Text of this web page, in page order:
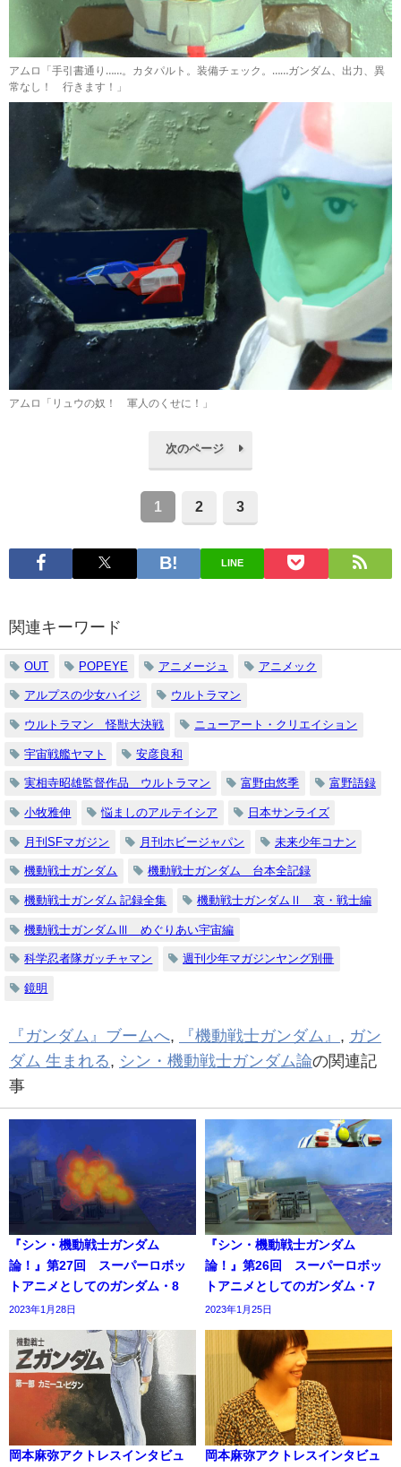
アムロ「手引書通り……。カタパルト。装備チェック。……ガンダム、出力、異
常なし！ 行きます！」
アムロ「リュウの奴！ 軍人のくせに！」
次のページ
1 2 3
LINE
関連キーワード
OUT POPEYE アニメージュ アニメック
アルプスの少女ハイジ ウルトラマン
ウルトラマン 怪獣大決戦 ニューアート・クリエイション
宇宙戦艦ヤマト 安彦良和
実相寺昭雄監督作品 ウルトラマン 富野由悠季 富野語録
小牧雅伸 悩ましのアルテイシア 日本サンライズ
月刊SFマガジン 月刊ホビージャパン 未来少年コナン
機動戦士ガンダム 機動戦士ガンダム 台本全記録
機動戦士ガンダム 記録全集 機動戦士ガンダムⅡ 哀・戦士編
機動戦士ガンダムⅢ めぐりあい宇宙編
科学忍者隊ガッチャマン 週刊少年マガジンヤング別冊
鏡明
『ガンダム』ブームへ, 『機動戦士ガンダム』 , ガン
ダム 生まれる, シン・機動戦士ガンダム論の関連記
事
『シン・機動戦士ガンダム
論！』第27回 スーパーロボッ
トアニメとしてのガンダム・8
2023年1月28日
『シン・機動戦士ガンダム
論！』第26回 スーパーロボッ
トアニメとしてのガンダム・7
2023年1月25日
岡本麻弥アクトレスインタビュ
岡本麻弥アクトレスインタビュ